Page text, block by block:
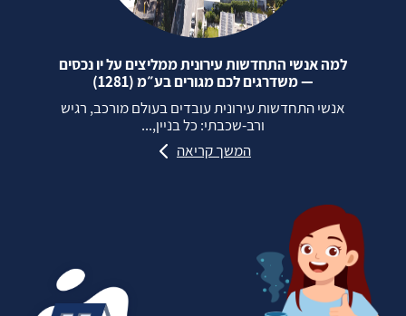
למה אנשי התחדשות עירונית ממליצים על יו נכסים
— משדרגים לכם מגורים בע״מ (1281)
אנשי התחדשות עירונית עובדים בעולם מורכב, רגיש
ורב‑שכבתי: כל בניין,...
המשך קריאה